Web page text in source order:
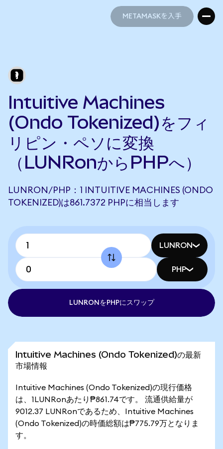
METAMASKを入手
Intuitive Machines
(Ondo Tokenized)をフィ
リピン・ペソに変換
（LUNRonからPHPへ）
LUNRON/PHP：1 INTUITIVE MACHINES (ONDO
TOKENIZED)は861.7372 PHPに相当します
LUNRON
PHP
LUNRONをPHPにスワップ
Intuitive Machines (Ondo Tokenized)の最新
市場情報
Intuitive Machines (Ondo Tokenized)の現行価格
は、1LUNRonあたり₱861.74です。 流通供給量が
9012.37 LUNRonであるため、Intuitive Machines
(Ondo Tokenized)の時価総額は₱775.79万となりま
す。